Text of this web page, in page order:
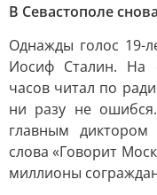
В Севастополе
Однажды голос 19-
Иосиф Сталин. На
часов читал по
ни разу не
главным
слова «Говорит
миллионы